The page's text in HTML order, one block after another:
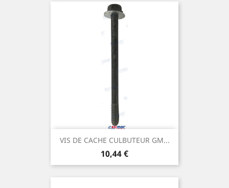
VIS DE CACHE CULBUTEUR GM...
Prix
10,44 €